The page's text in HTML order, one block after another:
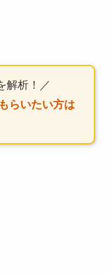
解析！／
らいたい方は